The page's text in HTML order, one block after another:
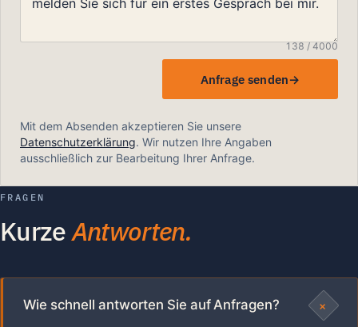
138 / 4000
Anfrage senden
Mit dem Absenden akzeptieren Sie unsere
Datenschutzerklärung. Wir nutzen Ihre Angaben
ausschließlich zur Bearbeitung Ihrer Anfrage.
FRAGEN
KurzeAntworten.
Wie schnell antworten Sie auf Anfragen? +